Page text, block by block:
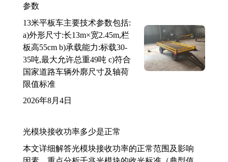
参数
13米平板车主要技术参数包括:
a)外形尺寸:长13m×宽2.45m,栏
板高55cm b)承载能力:标载30-
35吨,最大允许总重49吨 c)符合
国家道路车辆外廓尺寸及轴荷
限值标准
2026年8月4日
光模块接收功率多少是正常
本文详细解答光模块接收功率的正常范围及影响